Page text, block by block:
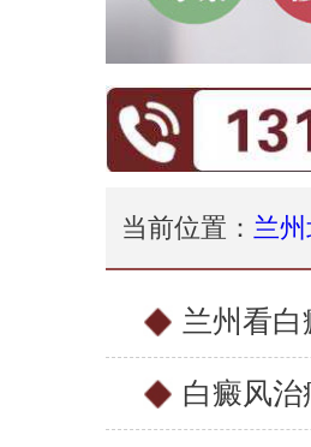
当前位置： 兰
兰州看
白癜风治